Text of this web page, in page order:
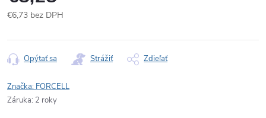
€6,73 bez DPH
cena:
Opýtať sa Strážiť Zdieľať
Značka: FORCELL
Záruka: 2 roky